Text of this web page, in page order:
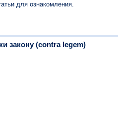
для ознакомления.
закону (contra legem)